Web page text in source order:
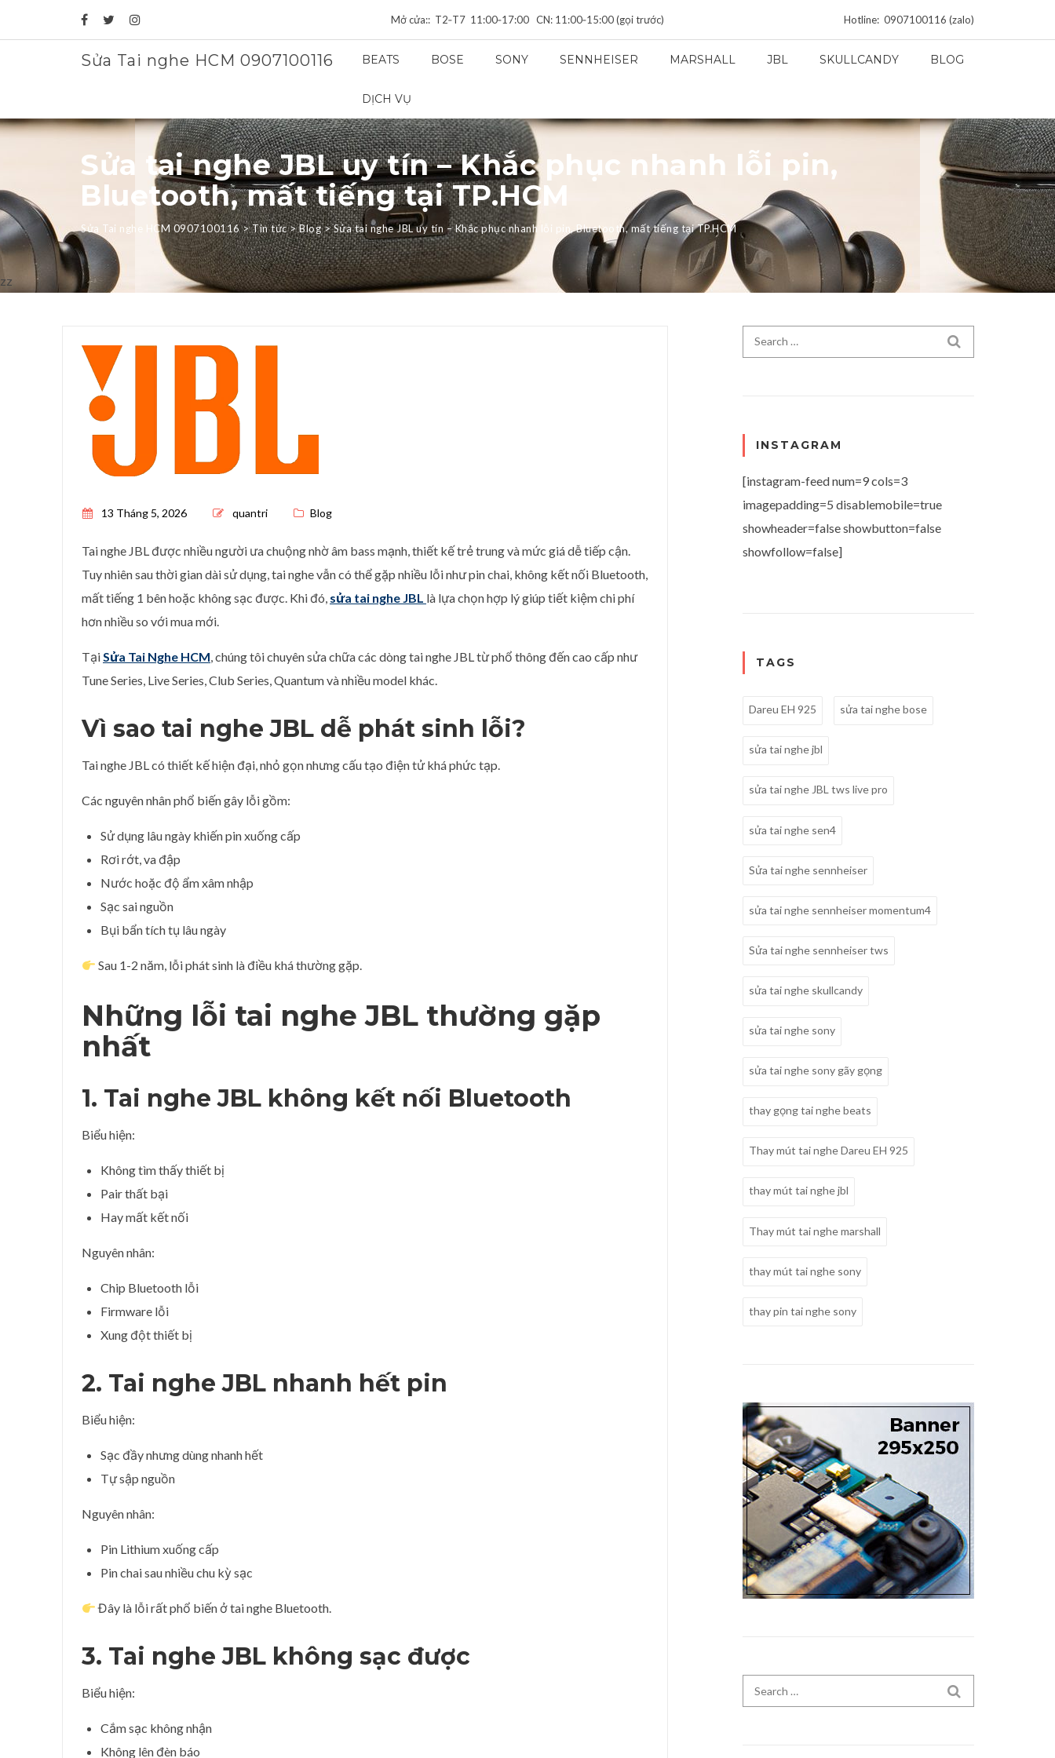
Mở cửa:: T2‑T7 11:00‑17:00 CN: 11:00‑15:00 (gọi trước) Hotline: 0907100116 (zalo)
Sửa Tai nghe HCM 0907100116 BEATS BOSE SONY SENNHEISER MARSHALL JBL SKULLCANDY BLOG
DỊCH VỤ
Sửa tai nghe JBL uy tín – Khắc phục nhanh lỗi pin,
Bluetooth, mất tiếng tại TP.HCM
Sửa Tai nghe HCM 0907100116>Tin tức>Blog>Sửa tai nghe JBL uy tín – Khắc phục nhanh lỗi pin, Bluetooth, mất tiếng tại TP.HCM
zz
Posted on
13 Tháng 5, 2026 quantri Blog
Tai nghe JBL được nhiều người ưa chuộng nhờ âm bass mạnh, thiết kế trẻ trung và mức giá dễ tiếp cận.
Tuy nhiên sau thời gian dài sử dụng, tai nghe vẫn có thể gặp nhiều lỗi như pin chai, không kết nối Bluetooth,
mất tiếng 1 bên hoặc không sạc được. Khi đó, sửa tai nghe JBL là lựa chọn hợp lý giúp tiết kiệm chi phí
hơn nhiều so với mua mới.
TạiSửa Tai Nghe HCM, chúng tôi chuyên sửa chữa các dòng tai nghe JBL từ phổ thông đến cao cấp như
Tune Series, Live Series, Club Series, Quantum và nhiều model khác.
Vì sao tai nghe JBL dễ phát sinh lỗi?
Tai nghe JBL có thiết kế hiện đại, nhỏ gọn nhưng cấu tạo điện tử khá phức tạp.
Các nguyên nhân phổ biến gây lỗi gồm:
Sử dụng lâu ngày khiến pin xuống cấp
Rơi rớt, va đập
Nước hoặc độ ẩm xâm nhập
Sạc sai nguồn
Bụi bẩn tích tụ lâu ngày
Sau 1-2 năm, lỗi phát sinh là điều khá thường gặp.
Những lỗi tai nghe JBL thường gặp
nhất
1. Tai nghe JBL không kết nối Bluetooth
Biểu hiện:
Không tìm thấy thiết bị
Pair thất bại
Hay mất kết nối
Nguyên nhân:
Chip Bluetooth lỗi
Firmware lỗi
Xung đột thiết bị
2. Tai nghe JBL nhanh hết pin
Biểu hiện:
Sạc đầy nhưng dùng nhanh hết
Tự sập nguồn
Nguyên nhân:
Pin Lithium xuống cấp
Pin chai sau nhiều chu kỳ sạc
Đây là lỗi rất phổ biến ở tai nghe Bluetooth.
3. Tai nghe JBL không sạc được
Biểu hiện:
Cắm sạc không nhận
Không lên đèn báo
Search for:
INSTAGRAM
[instagram-feed num=9 cols=3
imagepadding=5 disablemobile=true
showheader=false showbutton=false
showfollow=false]
TAGS
Dareu EH 925 sửa tai nghe bose
sửa tai nghe jbl
sửa tai nghe JBL tws live pro
sửa tai nghe sen4
Sửa tai nghe sennheiser
sửa tai nghe sennheiser momentum4
Sửa tai nghe sennheiser tws
sửa tai nghe skullcandy
sửa tai nghe sony
sửa tai nghe sony gãy gọng
thay gọng tai nghe beats
Thay mút tai nghe Dareu EH 925
thay mút tai nghe jbl
Thay mút tai nghe marshall
thay mút tai nghe sony
thay pin tai nghe sony
Search for: